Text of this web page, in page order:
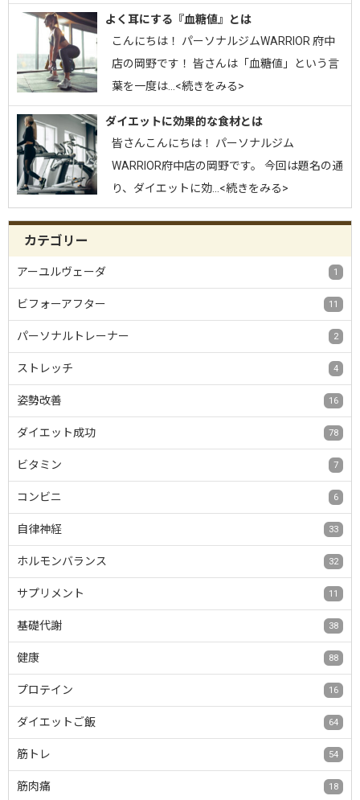
よく耳にする『血糖値』とは
こんにちは！ パーソナルジムWARRIOR 府中
店の岡野です！ 皆さんは「血糖値」という言
葉を一度は…<続きをみる>
ダイエットに効果的な食材とは
皆さんこんにちは！ パーソナルジム
WARRIOR府中店の岡野です。 今回は題名の通
り、ダイエットに効…<続きをみる>
カテゴリー
アーユルヴェーダ 1
ビフォーアフター 11
パーソナルトレーナー 2
ストレッチ 4
姿勢改善 16
ダイエット成功 78
ビタミン 7
コンビニ 6
自律神経 33
ホルモンバランス 32
サプリメント 11
基礎代謝 38
健康 88
プロテイン 16
ダイエットご飯 64
筋トレ 54
筋肉痛 18